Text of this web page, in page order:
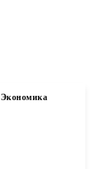
Экономика